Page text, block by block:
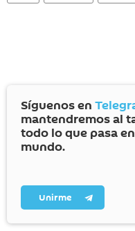
Síguenos en
mantendremos al
todo lo que pasa
mundo.
Unirme